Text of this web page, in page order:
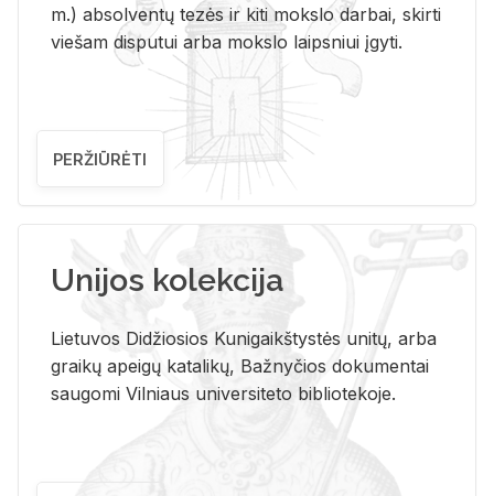
m.) absolventų tezės ir kiti mokslo darbai, skirti
viešam disputui arba mokslo laipsniui įgyti.
PERŽIŪRĖTI
Unijos kolekcija
Lietuvos Didžiosios Kunigaikštystės unitų, arba
graikų apeigų katalikų, Bažnyčios dokumentai
saugomi Vilniaus universiteto bibliotekoje.